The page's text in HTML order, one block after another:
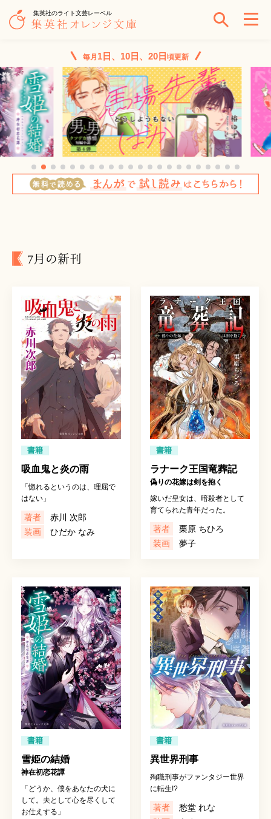
集英社のライト文芸レーベル
毎月 1日、10日、20日 頃更新
7月の新刊
書籍
吸血鬼と炎の雨
「惚れるというのは、理屈で
はない」
著者
赤川 次郎
装画
ひだか なみ
書籍
ラナーク王国竜葬記
偽りの花嫁は剣を抱く
嫁いだ皇女は、暗殺者として
育てられた青年だった。
著者
栗原 ちひろ
装画
夢子
書籍
雪姫の結婚
神在初恋花譚
「どうか、僕をあなたの犬に
して。夫として心を尽くして
お仕えする」
書籍
異世界刑事
殉職刑事がファンタジー世界
に転生!?
著者
愁堂 れな